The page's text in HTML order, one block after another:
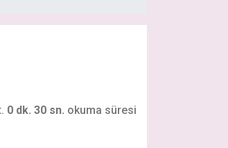
0 dk. 30 sn. okuma süresi